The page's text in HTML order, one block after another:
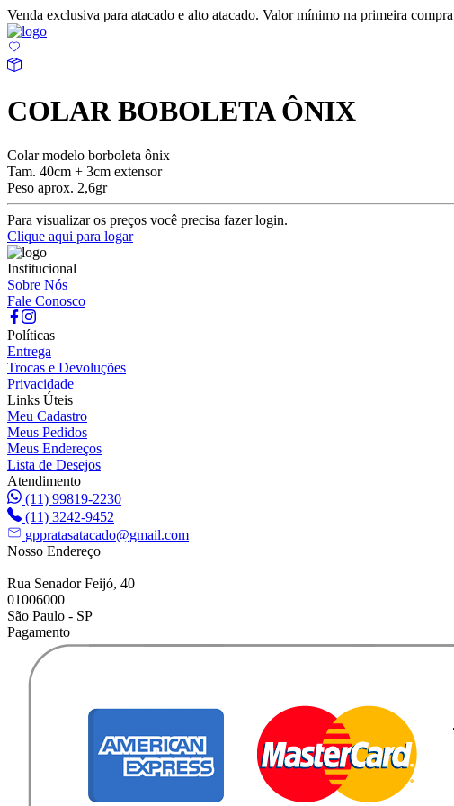
Venda exclusiva para atacado e alto atacado. Valor mínimo na primeira
COLAR BOBOLETA ÔNIX
Colar modelo borboleta ônix
Tam. 40cm + 3cm extensor
Peso aprox. 2,6gr
Para visualizar os preços você precisa fazer login.
Clique aqui para logar
Institucional
Sobre Nós
Fale Conosco
Políticas
Entrega
Trocas e Devoluções
Privacidade
Links Úteis
Meu Cadastro
Meus Pedidos
Meus Endereços
Lista de Desejos
Atendimento
(11) 99819-2230
(11) 3242-9452
gppratasatacado@gmail.com
Nosso Endereço
Rua Senador Feijó, 40
01006000
São Paulo - SP
Pagamento